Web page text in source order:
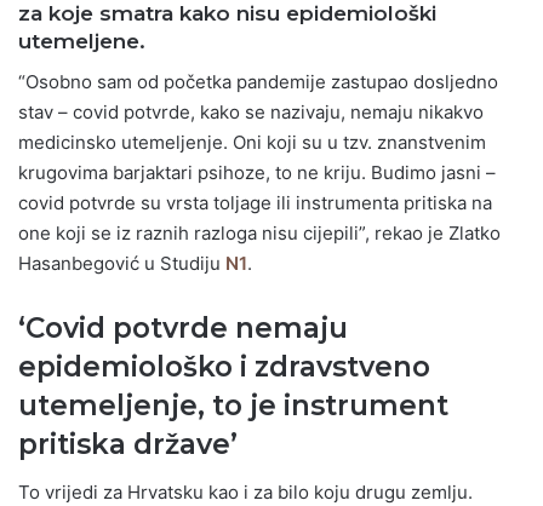
za koje smatra kako nisu epidemiološki
utemeljene.
“Osobno sam od početka pandemije zastupao dosljedno
stav – covid potvrde, kako se nazivaju, nemaju nikakvo
medicinsko utemeljenje. Oni koji su u tzv. znanstvenim
krugovima barjaktari psihoze, to ne kriju. Budimo jasni –
covid potvrde su vrsta toljage ili instrumenta pritiska na
one koji se iz raznih razloga nisu cijepili”, rekao je Zlatko
Hasanbegović u Studiju N1.
‘Covid potvrde nemaju
epidemiološko i zdravstveno
utemeljenje, to je instrument
pritiska države’
To vrijedi za Hrvatsku kao i za bilo koju drugu zemlju.